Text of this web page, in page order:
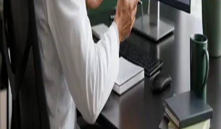
Especialistas colegiados para ejercer en Spain,
disponibles para consultas en línea seguras.
Reservar cita Ver perfiles
Atención especializadaConecta con especialistas con
experiencia en línea.
Colegiados en Spain
Médicos colegiados para ejercer